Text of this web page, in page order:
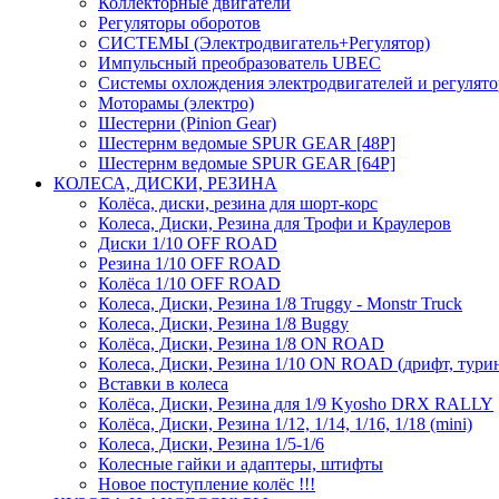
Регуляторы оборотов
СИСТЕМЫ (Электродвигатель+Регулятор)
Импульсный преобразователь UBEC
Системы охлождения электродвигателей и
Моторамы (электро)
Шестерни (Pinion Gear)
Шестернм ведомые SPUR GEAR [48P]
Шестернм ведомые SPUR GEAR [64P]
КОЛЕСА, ДИСКИ, РЕЗИНА
Колёса, диски, резина для шорт-корс
Колеса, Диски, Резина для Трофи и Краулеров
Диски 1/10 OFF ROAD
Резина 1/10 OFF ROAD
Колёса 1/10 OFF ROAD
Колеса, Диски, Резина 1/8 Truggy - Monstr Truck
Колеса, Диски, Резина 1/8 Buggy
Колёса, Диски, Резина 1/8 ON ROAD
Колеса, Диски, Резина 1/10 ON ROAD (дрифт,
Вставки в колеса
Колёса, Диски, Резина для 1/9 Kyosho DRX RALLY
Колёса, Диски, Резина 1/12, 1/14, 1/16, 1/18 (mini)
Колеса, Диски, Резина 1/5-1/6
Колесные гайки и адаптеры, штифты
Новое поступление колёс !!!